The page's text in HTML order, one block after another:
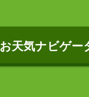
お天気ナビゲー